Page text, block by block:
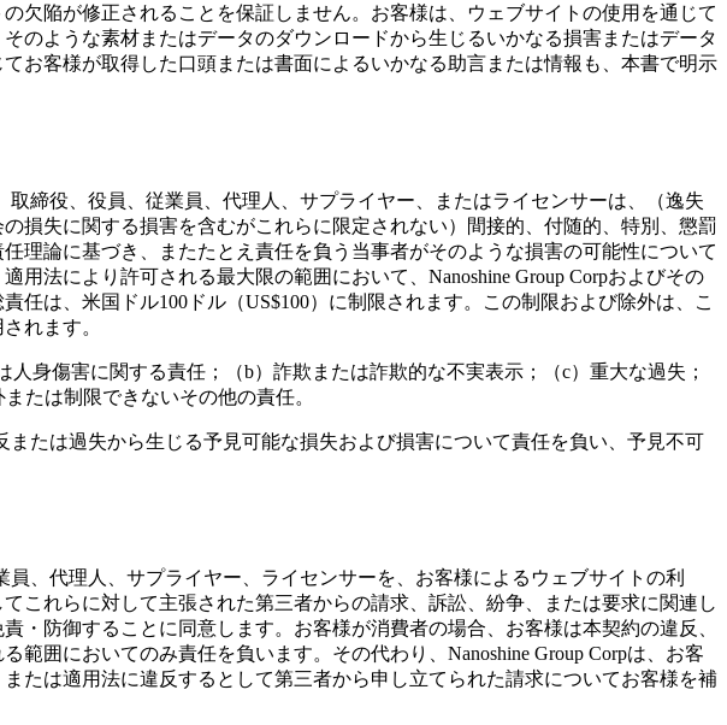
欠陥が修正されることを保証しません。お客様は、ウェブサイトの使用を通じて
のような素材またはデータのダウンロードから生じるいかなる損害またはデータ
お客様が取得した口頭または書面によるいかなる助言または情報も、本書で明示
締役、役員、従業員、代理人、サプライヤー、またはライセンサーは、（逸失
損失に関する損害を含むがこれらに限定されない）間接的、付随的、特別、懲罰
理論に基づき、またたとえ責任を負う当事者がそのような損害の可能性について
法により許可される最大限の範囲において、Nanoshine Group Corpおよびその
は、米国ドル100ドル（US$100）に制限されます。この制限および除外は、こ
れます。
身傷害に関する責任；（b）詐欺または詐欺的な不実表示；（c）重大な過失；
たは制限できないその他の責任。
たは過失から生じる予見可能な損失および損害について責任を負い、予見不可
、代理人、サプライヤー、ライセンサーを、お客様によるウェブサイトの利
これらに対して主張された第三者からの請求、訴訟、紛争、または要求に関連し
防御することに同意します。お客様が消費者の場合、お客様は本契約の違反、
囲においてのみ責任を負います。その代わり、Nanoshine Group Corpは、お客
たは適用法に違反するとして第三者から申し立てられた請求についてお客様を補